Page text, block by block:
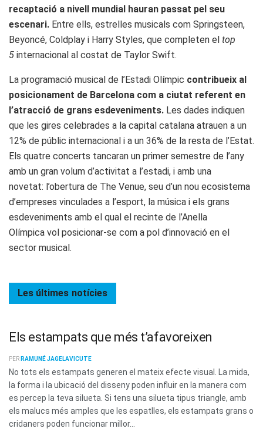
recaptació a nivell mundial hauran passat pel seu
escenari. Entre ells, estrelles musicals com Springsteen,
Beyoncé, Coldplay i Harry Styles, que completen el top
5 internacional al costat de Taylor Swift.
La programació musical de l’Estadi Olímpic contribueix al
posicionament de Barcelona com a ciutat referent en
l’atracció de grans esdeveniments. Les dades indiquen
que les gires celebrades a la capital catalana atrauen a un
12% de públic internacional i a un 36% de la resta de l’Estat.
Els quatre concerts tancaran un primer semestre de l’any
amb un gran volum d’activitat a l’estadi, i amb una
novetat: l’obertura de The Venue, seu d’un nou ecosistema
d’empreses vinculades a l’esport, la música i els grans
esdeveniments amb el qual el recinte de l’Anella
Olímpica vol posicionar-se com a pol d’innovació en el
sector musical.
Les últimes notícies
Els estampats que més t’afavoreixen
PER RAMUNÉ JAGELAVICUTE
No tots els estampats generen el mateix efecte visual. La mida,
la forma i la ubicació del disseny poden influir en la manera com
es percep la teva silueta. Si tens una silueta tipus triangle, amb
els malucs més amples que les espatlles, els estampats grans o
cridaners poden funcionar millor...